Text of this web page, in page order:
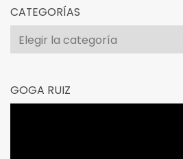
CATEGORÍAS
Categorías
GOGA RUIZ